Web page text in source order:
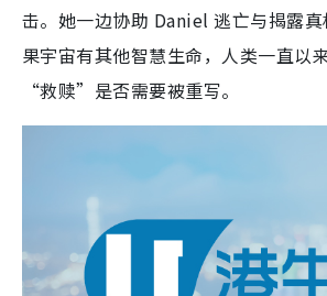
击。她一边协助 Daniel 逃亡与揭露
果宇宙有其他智慧生命，人类一直
“救赎”是否需要被重写。